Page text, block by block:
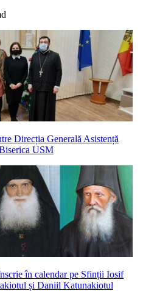
Direcția Generală Asistență
USM
în calendar pe Sfinții Iosif
și Daniil Katunakiotul